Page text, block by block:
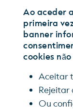
Ao aceder
primeira
banner
cookies
Aceitar
Rejeitar
Ou